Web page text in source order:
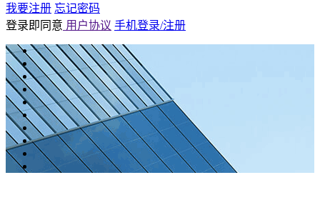
我要注册 忘记密码
登录即同意 用户协议 手机登录/注册